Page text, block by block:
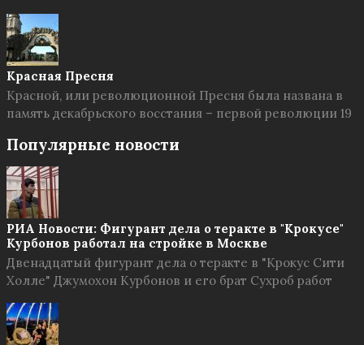
Красная Пресня
Красной, или революционной Пресня была названа в
память декабрьского восстания – первой революции 19
Популярные новости
РИА Новости: Фигурант дела о теракте в "Крокусе"
Курбонов работал на стройке в Москве
Двенадцатый фигурант дела о теракте в "Крокус Сити
Холле" Джумохон Курбонов и его брат Сухроб работ